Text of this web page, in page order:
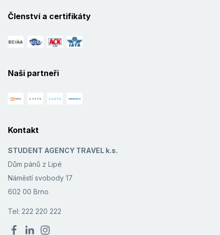
Členství a certifikáty
Naši partneři
Kontakt
STUDENT AGENCY TRAVEL k.s.
Dům pánů z Lipé
Náměstí svobody 17
602 00 Brno
Tel: 222 220 222